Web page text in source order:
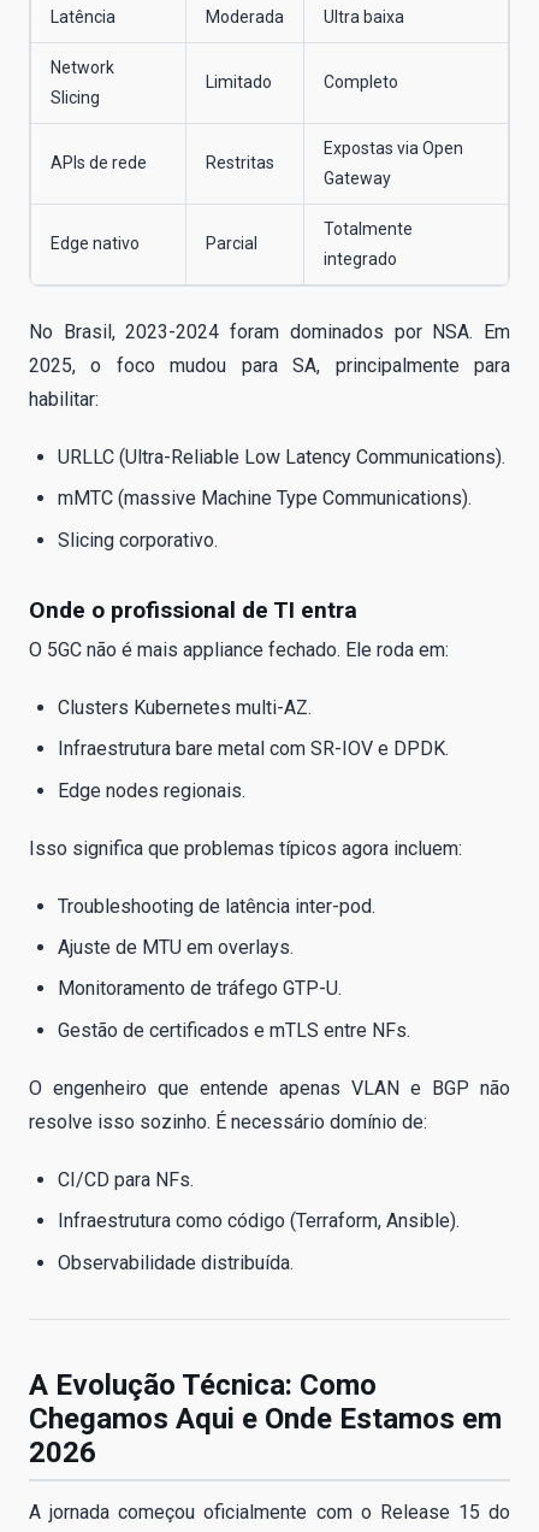
Latência Moderada Ultra baixa
Network
Slicing
Limitado Completo
APIs de rede Restritas
Expostas via Open
Gateway
Edge nativo Parcial
Totalmente
integrado
No Brasil, 2023-2024 foram dominados por NSA. Em
2025, o foco mudou para SA, principalmente para
habilitar:
URLLC (Ultra-Reliable Low Latency Communications).
mMTC (massive Machine Type Communications).
Slicing corporativo.
Onde o profissional de TI entra
O 5GC não é mais appliance fechado. Ele roda em:
Clusters Kubernetes multi-AZ.
Infraestrutura bare metal com SR-IOV e DPDK.
Edge nodes regionais.
Isso significa que problemas típicos agora incluem:
Troubleshooting de latência inter-pod.
Ajuste de MTU em overlays.
Monitoramento de tráfego GTP-U.
Gestão de certificados e mTLS entre NFs.
O engenheiro que entende apenas VLAN e BGP não
resolve isso sozinho. É necessário domínio de:
CI/CD para NFs.
Infraestrutura como código (Terraform, Ansible).
Observabilidade distribuída.
A Evolução Técnica: Como
Chegamos Aqui e Onde Estamos em
2026
A jornada começou oficialmente com o Release 15 do